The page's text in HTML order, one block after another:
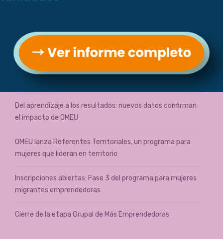
¡Finalizó la Fase 3 del Programa Migrantes con una ronda
de negocios que conectó a emprendedoras con grandes
Del aprendizaje a los resultados: nuevos datos confirman
el impacto de OMEU
OMEU lanza Referentes Territoriales, un programa para
mujeres que lideran en territorio
Inscripciones abiertas: Fase 3 del programa para mujeres
migrantes emprendedoras
Cierre de la etapa Grupal de Más Emprendedoras